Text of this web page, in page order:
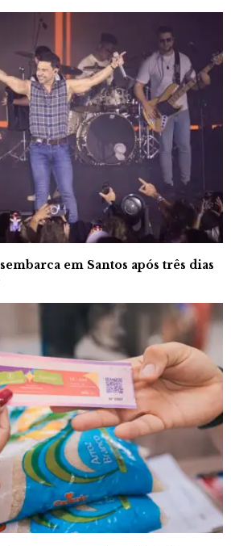
em Santos após três dias